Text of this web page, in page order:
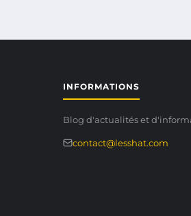
INFORMATIONS
Blog d'actualités et
contact@lesshat.com